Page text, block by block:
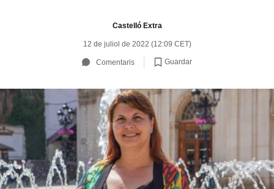
Castelló Extra
12 de juliol de 2022 (12:09 CET)
Comentaris Guardar